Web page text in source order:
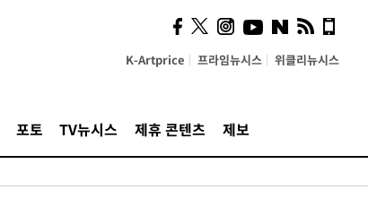
K-Artprice 프라임뉴시스 위클리뉴시스
포토 TV뉴시스 제휴 콘텐츠 제보
시, 스마트폰 액세서리에
NFC 더했다